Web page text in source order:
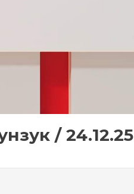
/ 24.12.25